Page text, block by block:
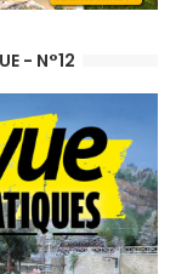
- N°12